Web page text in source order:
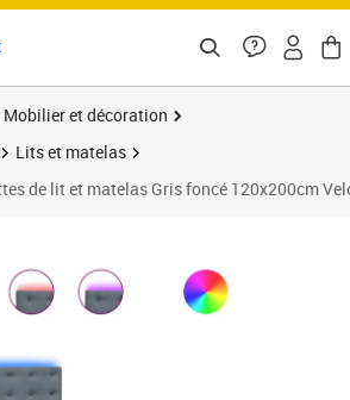
Mobilier et décoration
Lits et matelas
de lit et matelas Gris foncé 120x200cm